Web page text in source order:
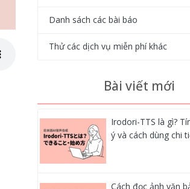
Danh sách các bài báo
Thử các dịch vụ miễn phí khác
Bài viết mới
Irodori-TTS là gì?
ý và cách dùng chi
Cách đọc ảnh văn